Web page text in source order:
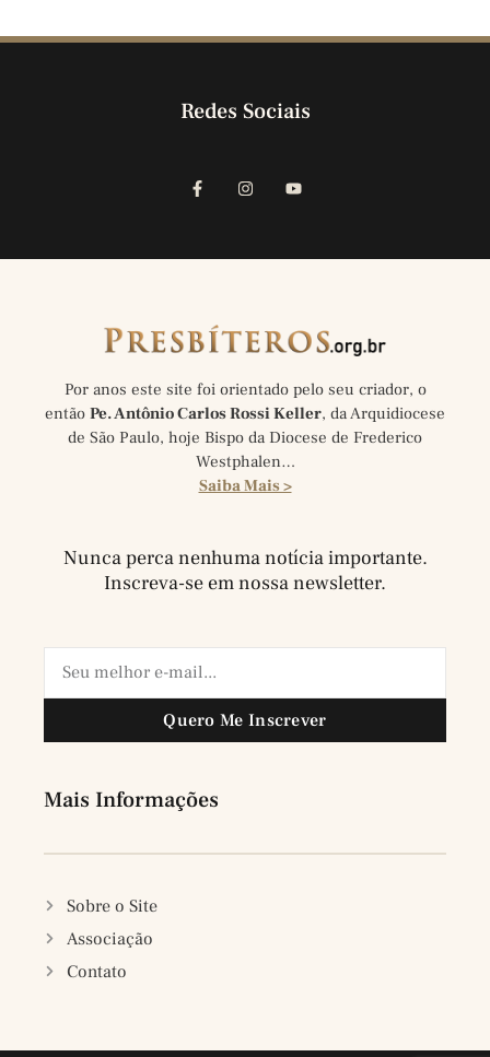
Redes Sociais
Por anos este site foi orientado pelo seu criador, o
então Pe. Antônio Carlos Rossi Keller, da Arquidiocese
de São Paulo, hoje Bispo da Diocese de Frederico
Westphalen…
Saiba Mais >
Nunca perca nenhuma notícia importante.
Inscreva-se em nossa newsletter.
Quero Me Inscrever
Mais Informações
Sobre o Site
Associação
Contato